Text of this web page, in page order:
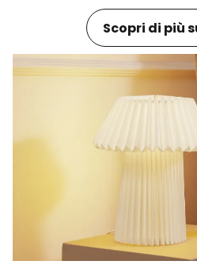
Scopri di più